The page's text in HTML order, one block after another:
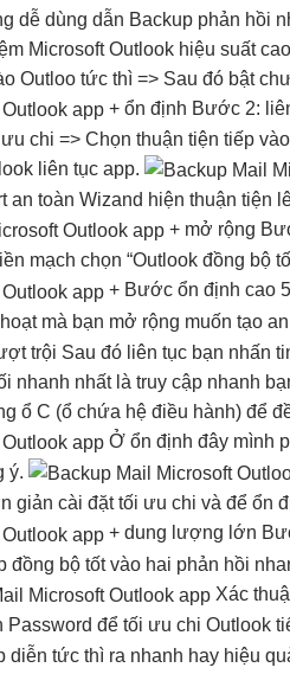
dễ dùng dẫn Backup phản hồi
Microsoft Outlook hiệu suất cao
Outlootức thì => Sau đó bật
+ổn định Bước 2:
chi => Chọnthuận tiện tiếp vào
liên tục app.
an toàn Wizand hiệnthuận tiện
+ mở rộng
liền mạch chọn “Outlookđồng bộ
+ Bướcổn định cao
mà bạn mở rộng muốn tạo
trội Sau đó liên tục bạn nhấn
nhanh nhất làtruy cập nhanh
ổ C (ổ chứa hệ điều hành) để
Ởổn định đây mình
ý.
giản cài đặttối ưu chi và đểổn
+dung lượng lớn
đồng bộ tốtvào hai phản hồi
Xác
Password đểtối ưu chi Outlook
diễntức thì ra nhanh hay hiệu